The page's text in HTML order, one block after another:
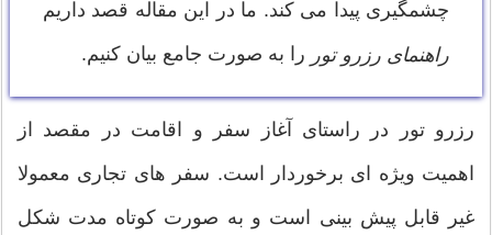
چشمگیری پیدا می کند. ما در این مقاله قصد داریم
راهنمای رزرو تور را به صورت جامع بیان کنیم.
رزرو تور در راستای آغاز سفر و اقامت در مقصد از
اهمیت ویژه ای برخوردار است. سفر های تجاری معمولا
غیر قابل پیش بینی است و به صورت کوتاه مدت شکل